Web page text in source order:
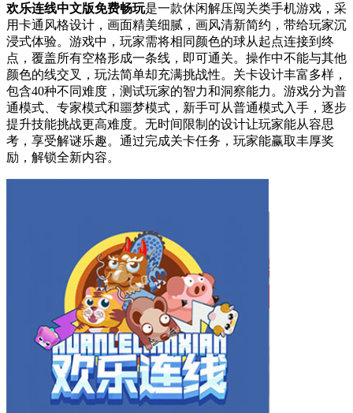
欢乐连线中文版免费畅玩是一款休闲解压闯关类手机游戏，采
用卡通风格设计，画面精美细腻，画风清新简约，带给玩家沉
浸式体验。游戏中，玩家需将相同颜色的球从起点连接到终
点，覆盖所有空格形成一条线，即可通关。操作中不能与其他
颜色的线交叉，玩法简单却充满挑战性。关卡设计丰富多样，
包含40种不同难度，测试玩家的智力和洞察能力。游戏分为普
通模式、专家模式和噩梦模式，新手可从普通模式入手，逐步
提升技能挑战更高难度。无时间限制的设计让玩家能从容思
考，享受解谜乐趣。通过完成关卡任务，玩家能赢取丰厚奖
励，解锁全新内容。